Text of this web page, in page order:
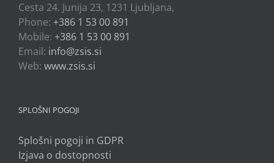
Cesta 24. Junija 23, 1231 Ljubljana,
Phone: +386 1 53 00 891
Mobile: +386 1 53 00 891
Email: info@zsis.si
Web: www.zsis.si
SPLOŠNI POGOJI
Splošni pogoji in GDPR
Izjava o dostopnosti